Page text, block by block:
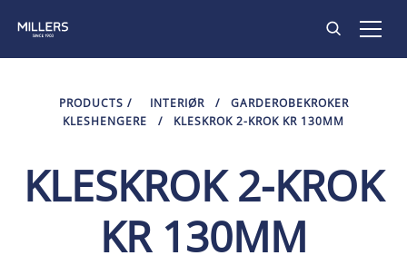
PRODUKTER
KONTAKT
PRODUCTS / INTERIØR /
GARDEROBEKROKER
KLESHENGERE
/ KLESKROK 2-KROK KR 130MM
KLESKROK 2-KROK
KR 130MM